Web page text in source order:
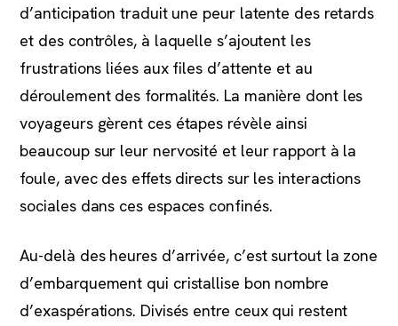
d’anticipation traduit une peur latente des retards
et des contrôles, à laquelle s’ajoutent les
frustrations liées aux files d’attente et au
déroulement des formalités. La manière dont les
voyageurs gèrent ces étapes révèle ainsi
beaucoup sur leur nervosité et leur rapport à la
foule, avec des effets directs sur les interactions
sociales dans ces espaces confinés.
Au-delà des heures d’arrivée, c’est surtout la zone
d’embarquement qui cristallise bon nombre
d’exaspérations. Divisés entre ceux qui restent